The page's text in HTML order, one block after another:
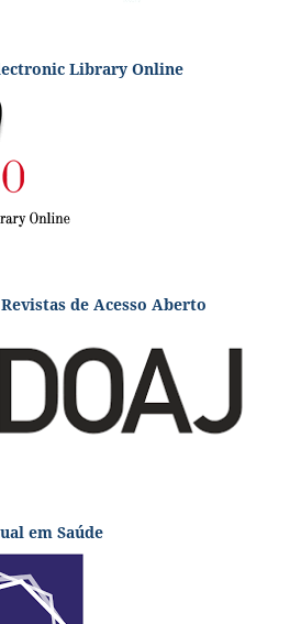
Library Online
de Acesso Aberto
em Saúde